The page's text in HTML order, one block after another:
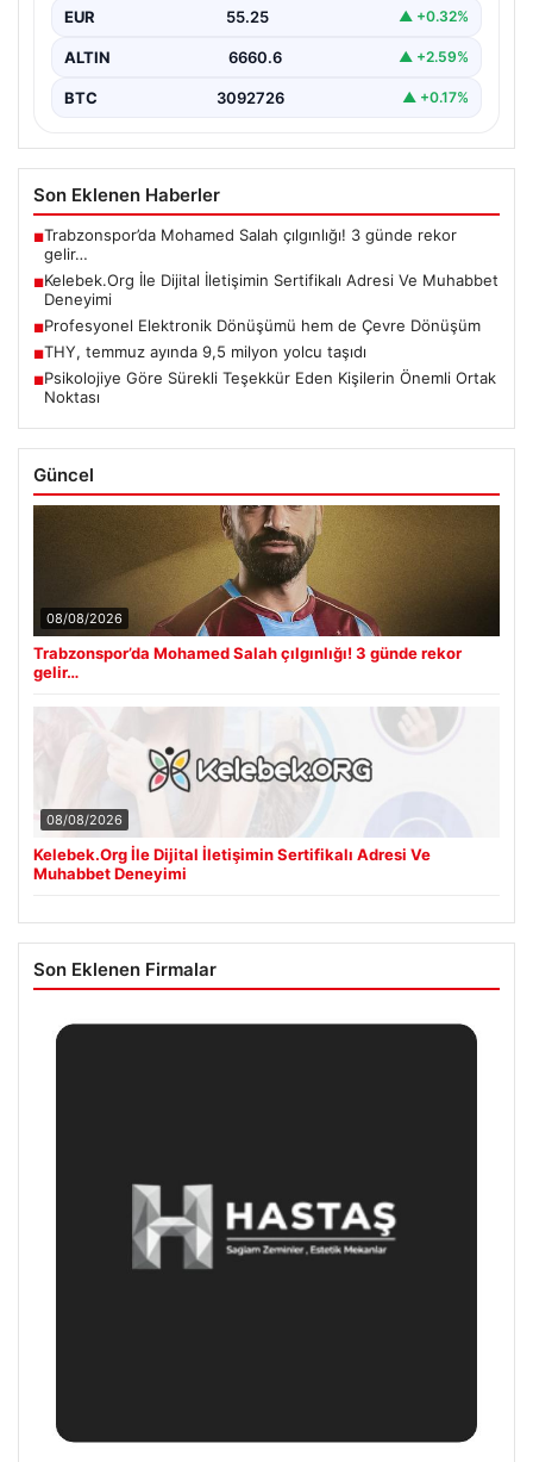
EUR 55.25 ▲ +0.32%
ALTIN 6660.6 ▲ +2.59%
BTC 3092726 ▲ +0.17%
Son Eklenen Haberler
■Trabzonspor’da Mohamed Salah çılgınlığı! 3 günde rekor
gelir…
■Kelebek.Org İle Dijital İletişimin Sertifikalı Adresi Ve Muhabbet
Deneyimi
■Profesyonel Elektronik Dönüşümü hem de Çevre Dönüşüm
■THY, temmuz ayında 9,5 milyon yolcu taşıdı
■Psikolojiye Göre Sürekli Teşekkür Eden Kişilerin Önemli Ortak
Noktası
Güncel
08/08/2026
Trabzonspor’da Mohamed Salah çılgınlığı! 3 günde rekor
gelir…
08/08/2026
Kelebek.Org İle Dijital İletişimin Sertifikalı Adresi Ve
Muhabbet Deneyimi
Son Eklenen Firmalar